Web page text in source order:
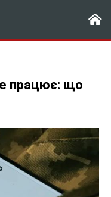
працює: що